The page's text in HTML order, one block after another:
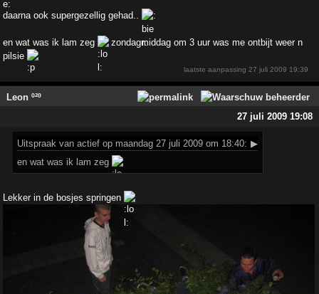
daarna ook supergezellig gehad..
en wat was ik lam zeg
zondagmiddag om 3 uur was me ontbijt weer n
pilsie
laatste aanpassing27 juli 2009 19:39
Leon º²º
27 juli 2009 19:08
Uitspraak van actief op maandag 27 juli 2009 om 18:40: ▶
en wat was ik lam zeg
Lekker in de bosjes springen